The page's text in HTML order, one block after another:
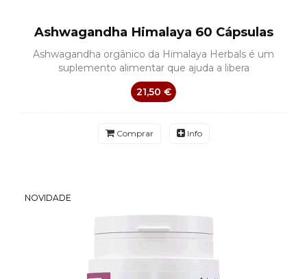
Ashwagandha Himalaya 60 Cápsulas
Ashwagandha orgânico da Himalaya Herbals é um
suplemento alimentar que ajuda a libera
21,50 €
Comprar Info
NOVIDADE